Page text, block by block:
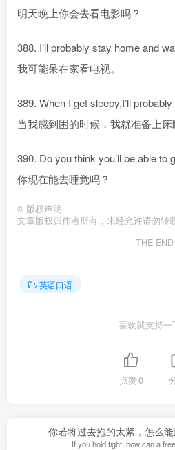
明天晚上你会去看电影吗？
388. I’ll probably stay home and
我可能呆在家看电视。
389. When I get sleepy,I’ll
当我感到困的时候，我就准备上床
390. Do you think you’ll be able to
你现在能去睡觉吗？
© 版权声明
文章版权归作者所有，未经允许请勿转载
THE END
英语口语
喜欢就支持一
点赞0
你若将过去抱的太紧，怎么
If you hold tight, how can a